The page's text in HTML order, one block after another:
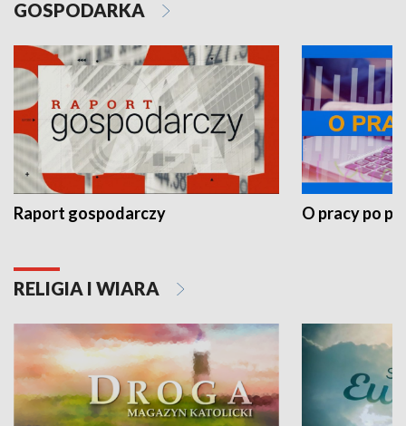
GOSPODARKA
Raport gospodarczy O pracy po
RELIGIA I WIARA